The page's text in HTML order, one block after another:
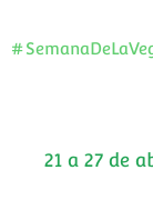
21 a 27 de